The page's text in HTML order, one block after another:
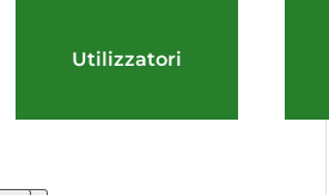
Utilizzatori